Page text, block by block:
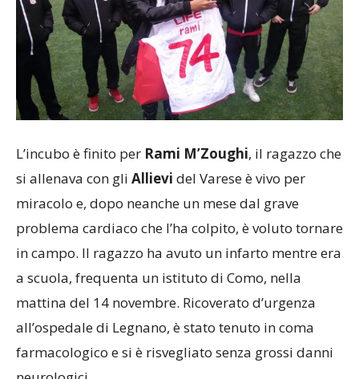
L’incubo è finito per Rami M’Zoughi, il ragazzo che
si allenava con gli Allievi del Varese è vivo per
miracolo e, dopo neanche un mese dal grave
problema cardiaco che l’ha colpito, è voluto tornare
in campo. Il ragazzo ha avuto un infarto mentre era
a scuola, frequenta un istituto di Como, nella
mattina del 14 novembre. Ricoverato d’urgenza
all’ospedale di Legnano, è stato tenuto in coma
farmacologico e si è risvegliato senza grossi danni